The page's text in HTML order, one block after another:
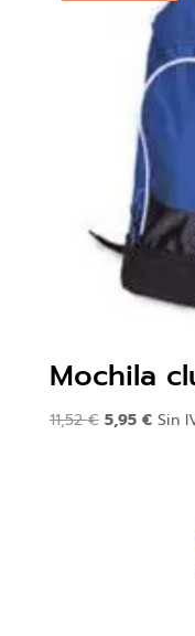
Mochila
11,52€ El
5,95 €ElSin